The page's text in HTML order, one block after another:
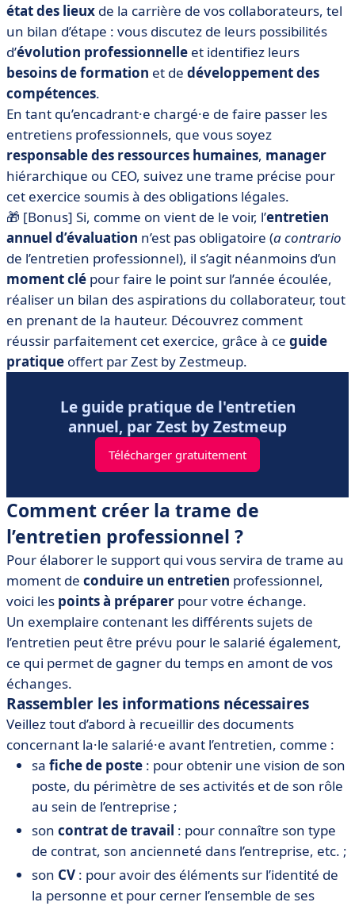
état des lieux de la carrière de vos collaborateurs, tel
un bilan d’étape : vous discutez de leurs possibilités
d’évolution professionnelle et identifiez leurs
besoins de formation et de développement des
compétences.
En tant qu’encadrant·e chargé·e de faire passer les
entretiens professionnels, que vous soyez
responsable des ressources humaines, manager
hiérarchique ou CEO, suivez une trame précise pour
cet exercice soumis à des obligations légales.
🎁 [Bonus] Si, comme on vient de le voir, l’entretien
annuel d’évaluation n’est pas obligatoire (a contrario
de l’entretien professionnel), il s’agit néanmoins d’un
moment clé pour faire le point sur l’année écoulée,
réaliser un bilan des aspirations du collaborateur, tout
en prenant de la hauteur. Découvrez comment
réussir parfaitement cet exercice, grâce à ce guide
pratique offert par Zest by Zestmeup.
Le guide pratique de l'entretien
annuel, par Zest by Zestmeup
Télécharger gratuitement
Comment créer la trame de
l’entretien professionnel ?
Pour élaborer le support qui vous servira de trame au
moment de conduire un entretien professionnel,
voici les points à préparer pour votre échange.
Un exemplaire contenant les différents sujets de
l’entretien peut être prévu pour le salarié également,
ce qui permet de gagner du temps en amont de vos
échanges.
Rassembler les informations nécessaires
Veillez tout d’abord à recueillir des documents
concernant la·le salarié·e avant l’entretien, comme :
sa fiche de poste : pour obtenir une vision de son
poste, du périmètre de ses activités et de son rôle
au sein de l’entreprise ;
son contrat de travail : pour connaître son type
de contrat, son ancienneté dans l’entreprise, etc. ;
son CV : pour avoir des éléments sur l’identité de
la personne et pour cerner l’ensemble de ses